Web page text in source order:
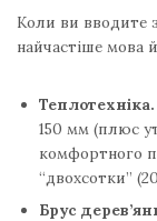
Коли ви вводите
найчастіше мова
Теплотехніка.
150 мм (плюс
комфортного
“двохсотки”
Брус